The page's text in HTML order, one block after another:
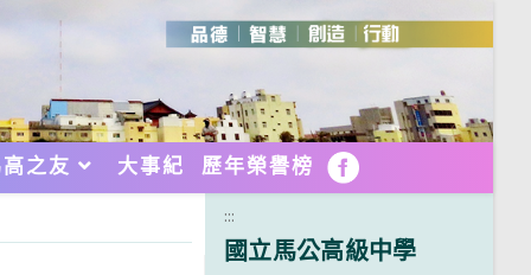
高之友 大事紀 歷年榮譽榜 FB
:::
國立馬公高級中學